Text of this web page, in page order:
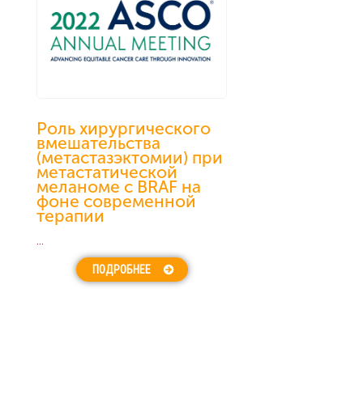
Роль хирургического
вмешательства
(метастазэктомии) при
метастатической
меланоме с BRAF на
фоне современной
терапии
...
ПОДРОБНЕЕ